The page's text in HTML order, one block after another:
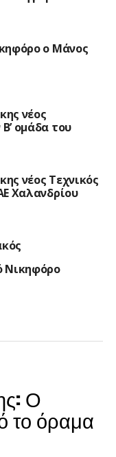
ο Μάνος
νέος
ομάδα του
νέος Τεχνικός
Χαλανδρίου
Νικηφόρο
Ο
το όραμα